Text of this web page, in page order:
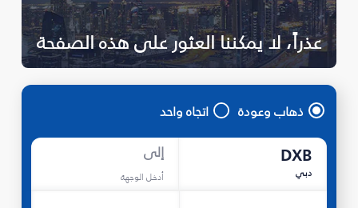
عذراً، لا يمكننا العثور على هذه الصفحة
ذهاب وعودة اتجاه واحد
DXB
دبي
إلى
أدخل الوجهة